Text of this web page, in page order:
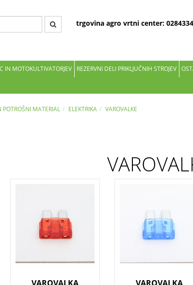
trgovina agro vrtni center:
IN MOTOKULTIVATORJEV REZERVNI DELI PRIKLJUČNIH STROJEV
POTROŠNI MATERIAL ELEKTRIKA VAROVALKE